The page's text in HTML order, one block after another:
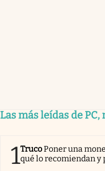
Las más leídas de
1TrucoPoner una
qué lo recomiendan y